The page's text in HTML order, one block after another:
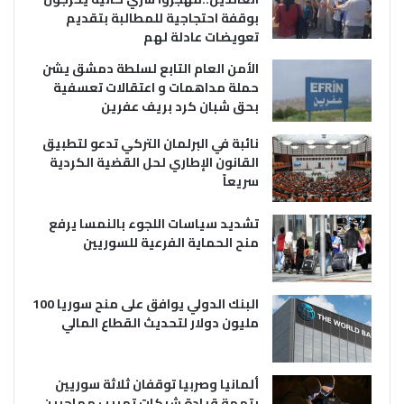
بوقفة احتجاجية للمطالبة بتقديم
تعويضات عادلة لهم
الأمن العام التابع لسلطة دمشق يشن
حملة مداهمات و اعتقالات تعسفية
بحق شبان كرد بريف عفرين
نائبة في البرلمان التركي تدعو لتطبيق
القانون الإطاري لحل القضية الكردية
سريعاً
تشديد سياسات اللجوء بالنمسا يرفع
منح الحماية الفرعية للسوريين
البنك الدولي يوافق على منح سوريا 100
مليون دولار لتحديث القطاع المالي
ألمانيا وصربيا توقفان ثلاثة سوريين